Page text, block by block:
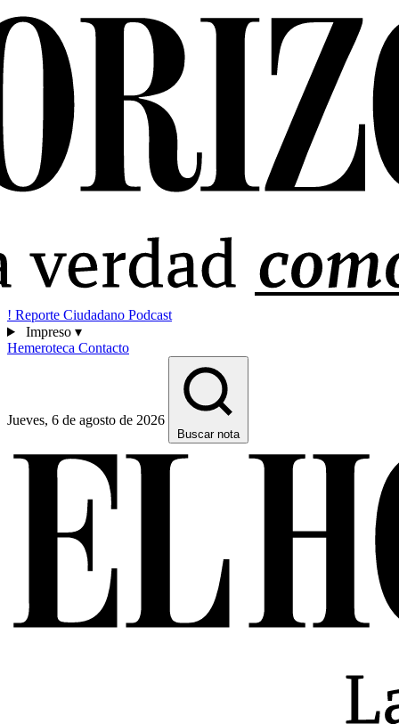
! Reporte Ciudadano Podcast
Impreso ▾
Hemeroteca Contacto
Jueves, 6 de agosto de 2026
Buscar nota